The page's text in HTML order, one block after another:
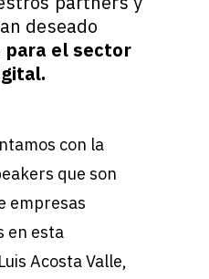
deseado
para el sector
con la
que son
empresas
en esta
Acosta Valle,